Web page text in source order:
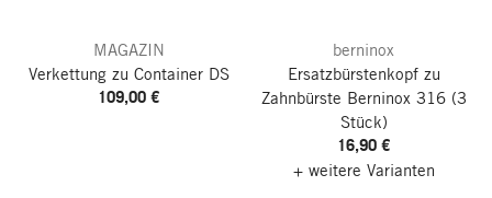
MAGAZIN
Verkettung zu Container DS
109,00 €
berninox
Ersatzbürstenkopf zu
Zahnbürste Berninox 316(3
Stück)
16,90 €
+ weitere Varianten